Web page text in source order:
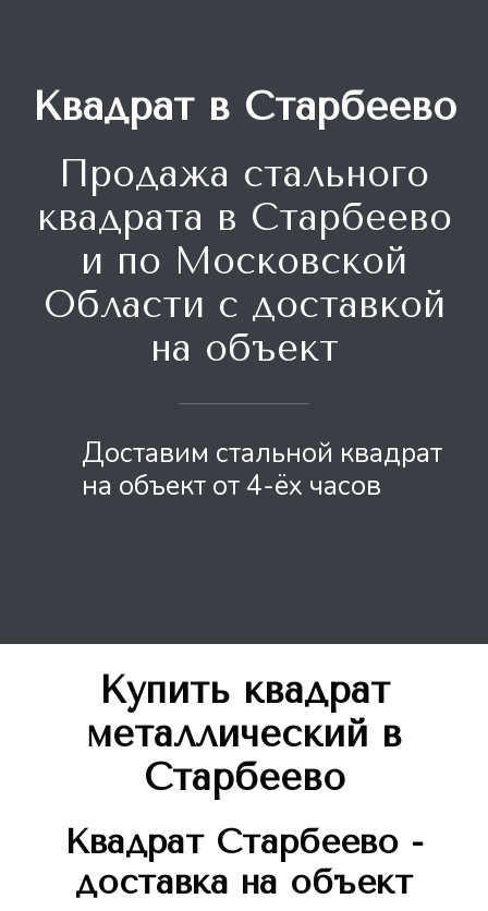
Квадрат в Старбеево
Продажа стального
квадрата в Старбеево
и по Московской
Области с доставкой
на объект
Доставим стальной квадрат
на объект от 4-ёх часов
Купить квадрат
металлический в
Старбеево
КвадратСтарбеево -
доставка на объект